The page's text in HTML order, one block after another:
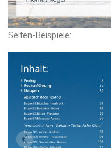
Seiten-Beispiele: